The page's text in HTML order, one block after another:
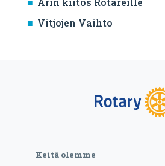
Vitjojen Vaihto
Keitä olemme